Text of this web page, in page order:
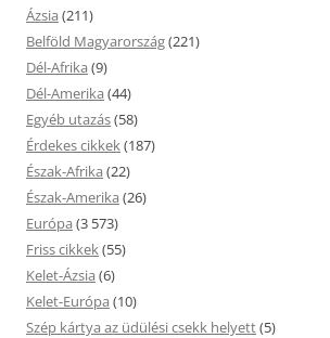
Ázsia (211)
Belföld Magyarország(221)
Dél-Afrika (9)
Dél-Amerika (44)
Egyéb utazás(58)
Érdekes cikkek(187)
Észak-Afrika (22)
Észak-Amerika (26)
Európa (3 573)
Friss cikkek(55)
Kelet-Ázsia (6)
Kelet-Európa (10)
Szép kártya az üdülési csekk helyett(5)